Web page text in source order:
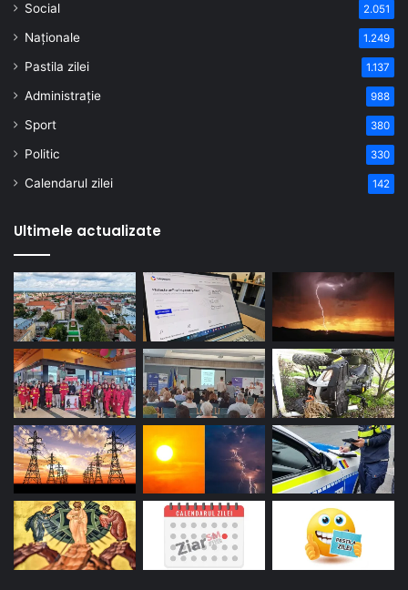
Social 2.051
Naționale 1.249
Pastila zilei 1.137
Administrație 988
Sport 380
Politic 330
Calendarul zilei 142
Ultimele actualizate